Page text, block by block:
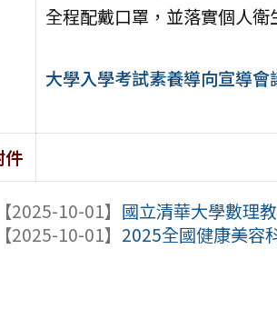
全程配戴口罩，並落實個人衛
大學入學考試素養導向宣導會
件
【2025-10-01】 國立清華大學數理
【2025-10-01】 2025全國健康美容